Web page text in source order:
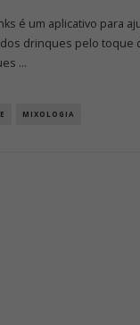
é um aplicativo para
drinques pelo toque
...
MIXOLOGIA